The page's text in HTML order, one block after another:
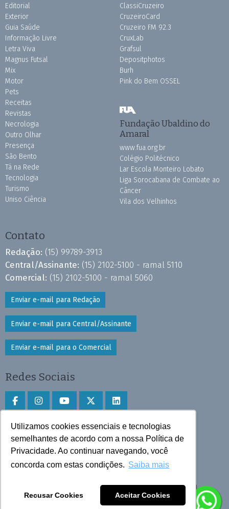
Utilizamos cookies essenciais e tecnologias
semelhantes de acordo com a nossa Política de
Privacidade. Ao continuar navegando, você
concorda com estas condições. Saiba mais
Recusar Cookies Aceitar Cookies
Editorial
Exterior
Guia Saúde
Informação Livre
Letra Viva
Magnus Futsal
Mix
Motor
Pets
Receitas
Revistas
Necrologia
Outro Olhar
Presença
São Bento
Tá na Rede
Tecnologia
Turismo
Uniso Ciência
ClassiCruzeiro
CruzeiroCard
Cruzeiro FM 92.3
CruxLab
Grafsul
Depositphotos
Burh
Pink do Bem OSSEL
Fundação Ubaldino do
Amaral
www.fua.org.br
Colégio Politécnico
Lar Escola Monteiro Lobato
Liga Sorocabana de Combate ao
Câncer
Vila dos Velhinhos
Contato
Redação: (15) 99789-3913
Central/Assinante: (15) 2102-5100 - ramal 5110
Comercial: (15) 2102-5100 - ramal 5060
Enviar e-mail para Redação
Enviar e-mail para Central/Assinante
Enviar e-mail para o Comercial
Redes Sociais
Faça download do aplicativo
Play Store e App Store
Todos os direitos reservados © 2025 Cruzeiro do Sul